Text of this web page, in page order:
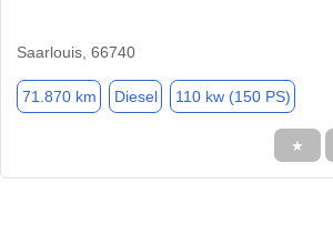
Saarlouis, 66740
71.870 km Diesel 110 kw (150 PS)
★